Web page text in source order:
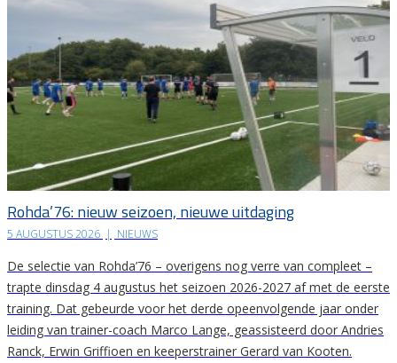
Rohda’76: nieuw seizoen, nieuwe uitdaging
5 AUGUSTUS 2026 | NIEUWS
De selectie van Rohda’76 – overigens nog verre van compleet –
trapte dinsdag 4 augustus het seizoen 2026-2027 af met de eerste
training. Dat gebeurde voor het derde opeenvolgende jaar onder
leiding van trainer-coach Marco Lange, geassisteerd door Andries
Ranck, Erwin Griffioen en keeperstrainer Gerard van Kooten.